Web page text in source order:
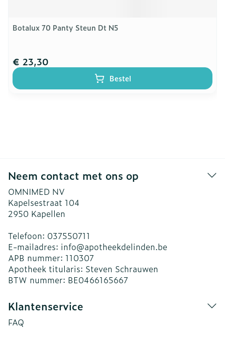
Botalux 70 Panty Steun Dt N5
€ 23,30
Bestel
Neem contact met ons op
OMNIMED NV
Kapelsestraat 104
2950 Kapellen
Telefoon: 037550711
E-mailadres: info@apotheekdelinden.be
APB nummer: 110307
Apotheek titularis: Steven Schrauwen
BTW nummer: BE0466165667
Klantenservice
FAQ